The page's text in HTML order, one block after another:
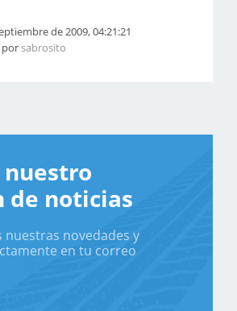
de 2009, 04:21:21
porsabrosito
nuestro
de noticias
nuestras novedades y
en tu correo